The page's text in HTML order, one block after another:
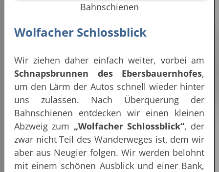
Bahnschienen
Wolfacher Schlossblick
Wir ziehen daher einfach weiter, vorbei am
Schnapsbrunnen des Ebersbauernhofes,
um den Lärm der Autos schnell wieder hinter
uns zulassen. Nach Überquerung der
Bahnschienen entdecken wir einen kleinen
Abzweig zum „Wolfacher Schlossblick“, der
zwar nicht Teil des Wanderweges ist, dem wir
aber aus Neugier folgen. Wir werden belohnt
mit einem schönen Ausblick und einer Bank,